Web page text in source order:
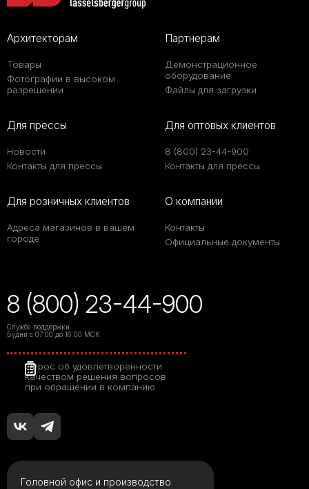
Архитекторам
Товары
Фотографии в высоком
разрешении
Партнерам
Демонстрационное
оборудование
Файлы для загрузки
Для прессы
Новости
Контакты для прессы
Для оптовых клиентов
8 (800) 23-44-900
Контакты для прессы
Для розничных клиентов
Адреса магазинов в вашем
городе
О компании
Контакты
Официальные документы
8 (800) 23-44-900
Служба поддержки
Будни с 07:00 до 16:00 МСК
Опрос об удовлетворенности
качеством решения вопросов
при обращении в компанию
Головной офис и производство